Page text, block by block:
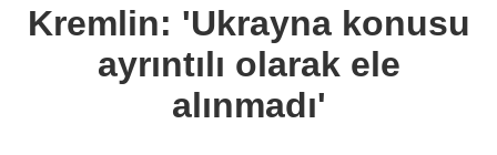
ayrıntılı
olarak
alınmadı'
Kremlin: 'Ukrayna konusu
ayrıntılı olarak ele
alınmadı'